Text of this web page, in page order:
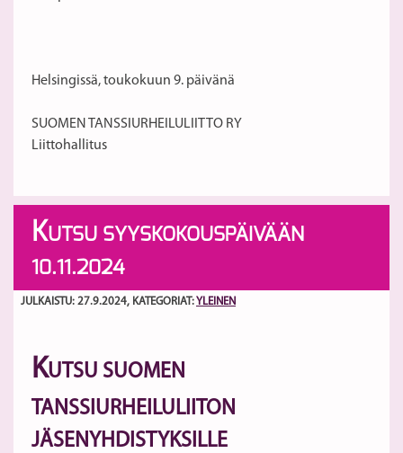
Helsingissä, toukokuun 9. päivänä
SUOMEN TANSSIURHEILULIITTO RY
Liittohallitus
KUTSU SYYSKOKOUSPÄIVÄÄN
10.11.2024
JULKAISTU: 27.9.2024, KATEGORIAT:YLEINEN
KUTSU SUOMEN
TANSSIURHEILULIITON
JÄSENYHDISTYKSILLE